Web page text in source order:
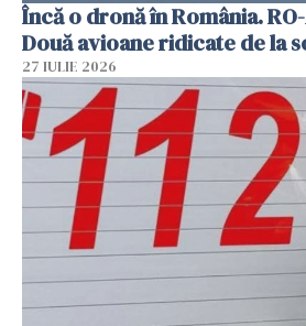
Încă o dronă în România.
Două avioane ridicate de la
27 IULIE 2026